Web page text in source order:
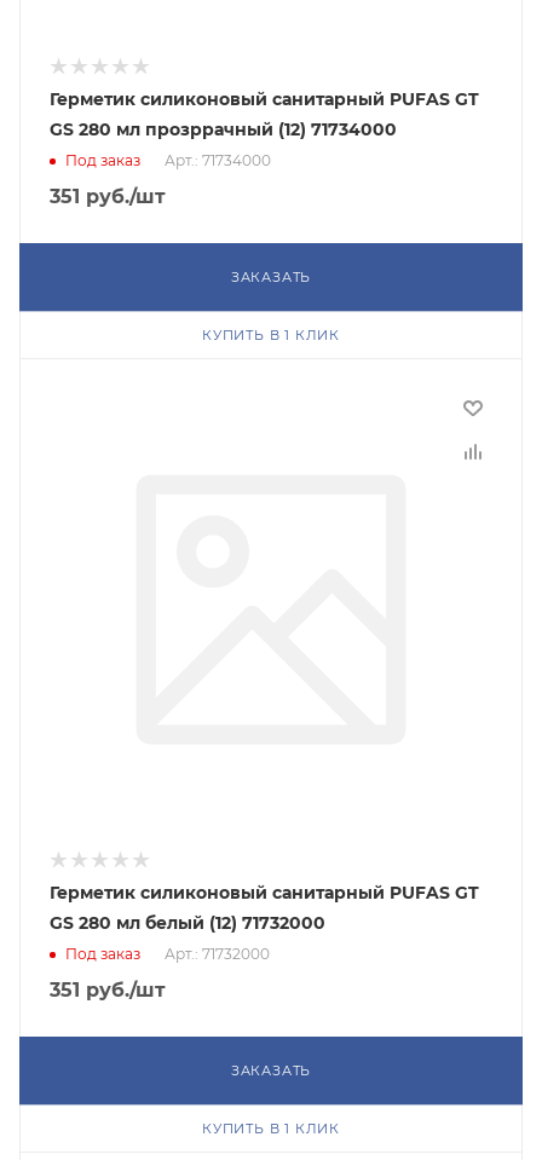
Герметик силиконовый санитарный PUFAS GT
GS 280 мл прозррачный (12) 71734000
Под заказ Арт.: 71734000
351 руб./шт
ЗАКАЗАТЬ
КУПИТЬ В 1 КЛИК
Герметик силиконовый санитарный PUFAS GT
GS 280 мл белый (12) 71732000
Под заказ Арт.: 71732000
351 руб./шт
ЗАКАЗАТЬ
КУПИТЬ В 1 КЛИК